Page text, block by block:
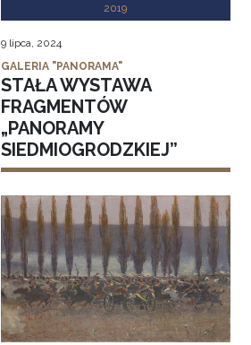
2019
9 lipca, 2024
GALERIA "PANORAMA"
STAŁA WYSTAWA
FRAGMENTÓW
„PANORAMY
SIEDMIOGRODZKIEJ”